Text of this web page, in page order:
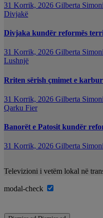
31 Korrik, 2026 Gilberta Simoni
Divjakë
Divjaka kundër reformës
31 Korrik, 2026 Gilberta Simoni
Lushnjë
Rriten sërish çmimet e
31 Korrik, 2026 Gilberta Simoni
Qarku Fier
Banorët e Patosit kundër
31 Korrik, 2026 Gilberta Simoni
Televizioni i vetëm lokal në
modal-check